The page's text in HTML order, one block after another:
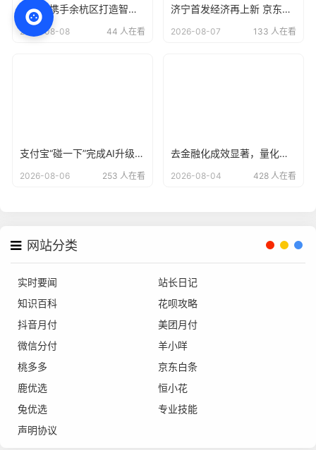
支付宝携手余杭区打造智慧阳光校餐系统，让每一笔校园餐费“晒在阳光下
2026-08-08 44 人在看
济宁首发经济再上新 京东电器自营大店开业
2026-08-07 133 人在看
支付宝“碰一下”完成AI升级，用户已达4亿
2026-08-06 253 人在看
去金融化成效显著，量化派羊小咩告别野蛮生长？
2026-08-04 428 人在看
网站分类
实时要闻
站长日记
知识百科
花呗攻略
抖音月付
美团月付
微信分付
羊小咩
桃多多
京东白条
鹿优选
恒小花
兔优选
专业技能
声明协议